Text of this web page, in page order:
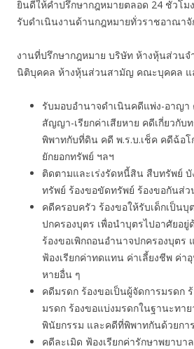
ยินดีให้คำปรึกษากฎหมายตลอด 24 ชั่วโมง
รับดำเนินงานด้านกฎหมายทั่วราชอาณาจั
งานที่ปรึกษากฎหมาย บริษัท ห้างหุ้นส่วน
นิติบุคคล ห้างหุ้นส่วนสามัญ คณะบุคคล แ
รับมอบอำนาจดำเนินคดีแพ่ง-อาญา
สัญญา-เรียกค่าเสียหาย คดีเกี่ยวกั
พิพาทกับที่ดิน คดี พ.ร.บ.เช็ค คดีฉ้อโ
ยักยอกทรัพย์ ฯลฯ
ติดตามและเร่งรัดหนี้สิน สืบทรัพย์ บั
ทรัพย์ ร้องขอขัดทรัพย์ ร้องขอกันส่ว
คดีครอบครัว ร้องขอให้รับเด็กเป็นบุ
ปกครองบุตร เพื่อนำบุตรไปอาศัยอ
ร้องขอเพิกถอนอำนาจปกครองบุตร
ฟ้องเรียกค่าทดแทน ค่าเลี้ยงชีพ ค่า
หายอื่น ๆ
คดีมรดก ร้องขอเป็นผู้จัดการมรดก
มรดก ร้องขอแบ่งมรดกในฐานะทา
พินัยกรรม และคดีที่พิพาทกันด้วยกา
คดีละเมิด ฟ้องเรียกค่ารักษาพยาบา